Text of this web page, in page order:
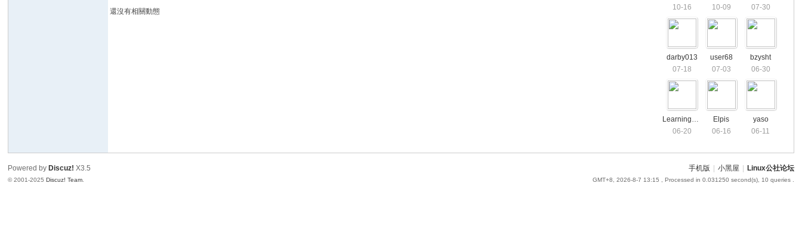
10-16
10-09
07-30
darby013
07-18
user68
07-03
bzysht
06-30
Learningofboy
06-20
Elpis
06-16
yaso
06-11
還沒有相關動態
手机版 小黑屋 Linux公社论坛
GMT+8, 2026-8-7 13:15 , Processed in 0.031250 second(s), 10 queries .
Powered by Discuz! X3.5
© 2001-2025Discuz! Team